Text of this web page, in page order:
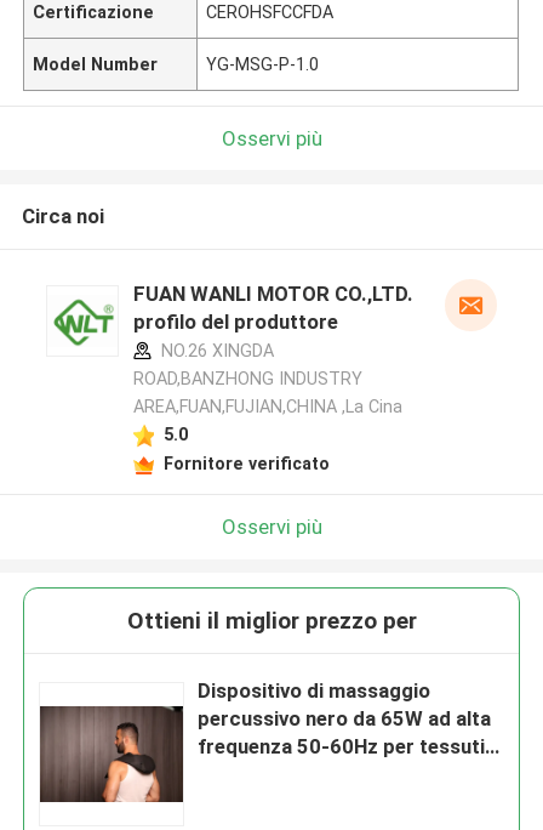
Certificazione CEROHSFCCFDA
Model Number YG-MSG-P-1.0
Osservi più
Circa noi
FUAN WANLI MOTOR CO.,LTD.
profilo del produttore
NO.26 XINGDA
ROAD,BANZHONG INDUSTRY
AREA,FUAN,FUJIAN,CHINA ,La Cina
5.0
Fornitore verificato
Osservi più
Ottieni il miglior prezzo per
Dispositivo di massaggio
percussivo nero da 65W ad alta
frequenza 50-60Hz per tessuti